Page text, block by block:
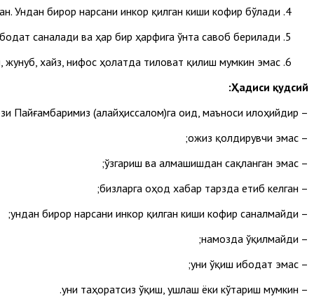
Ундан бирор нарсани инкор қилган киши кофир бўлади.
саналади ва ҳар бир ҳарфига ўнта савоб берилади.
хайз, нифос ҳолатда тиловат қилиш мумкин эмас.
Ҳадиси қудсий:
– унинг лафзи Пайғамбаримиз (алайҳиссалом)га оид, маъноси илоҳийдир;
– ожиз қолдирувчи эмас;
– ўзгариш ва алмашишдан сақланган эмас;
– бизларга оҳод хабар тарзда етиб келган;
– ундан бирор нарсани инкор қилган киши кофир саналмайди;
– намозда ўқилмайди;
– уни ўқиш ибодат эмас;
– уни таҳоратсиз ўқиш, ушлаш ёки кўтариш мумкин.